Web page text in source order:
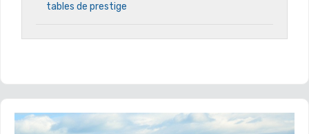
tables de prestige